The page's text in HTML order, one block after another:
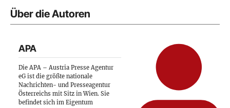
Über die Autoren
APA
Die APA – Austria Presse Agentur
eG ist die größte nationale
Nachrichten- und Presseagentur
Österreichs mit Sitz in Wien. Sie
befindet sich im Eigentum